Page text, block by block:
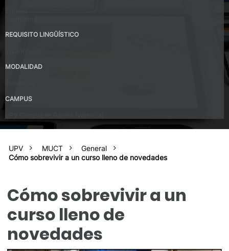
REQUISITO LINGÜÍSTICO
MODALIDAD
CAMPUS
UPV MUCT
General
Cómo sobrevivir a un curso lleno de novedades
Cómo sobrevivir a un
curso lleno de
novedades